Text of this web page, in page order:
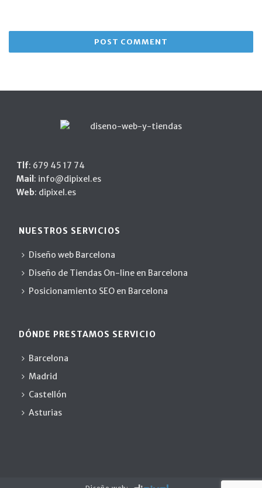
Tlf: 679 45 17 74
Mail : info@dipixel.es
Web: dipixel.es
NUESTROS SERVICIOS
Diseño web Barcelona
Diseño de Tiendas On-line en Barcelona
Posicionamiento SEO en Barcelona
DÓNDE PRESTAMOS SERVICIO
Barcelona
Madrid
Castellón
Asturias